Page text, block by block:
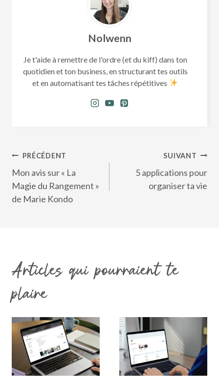
Nolwenn
Je t'aide à remettre de l'ordre (et du kiff) dans ton
quotidien et ton business, en structurant tes outils
et en automatisant tes tâches répétitives
Navigation
de
l’article
PRÉCÉDENT
Mon avis sur « La
Magie du Rangement »
de Marie Kondo
SUIVANT
5 applications pour
organiser ta vie
Articles qui pourraient te
plaire